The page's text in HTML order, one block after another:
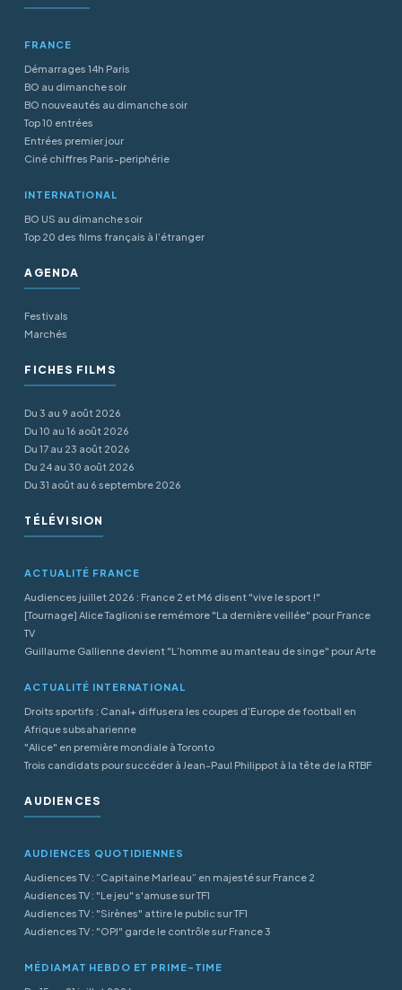
FRANCE
Démarrages 14h Paris
BO au dimanche soir
BO nouveautés au dimanche soir
Top 10 entrées
Entrées premier jour
Ciné chiffres Paris-periphérie
INTERNATIONAL
BO US au dimanche soir
Top 20 des films français à l’étranger
AGENDA
Festivals
Marchés
FICHES FILMS
Du 3 au 9 août 2026
Du 10 au 16 août 2026
Du 17 au 23 août 2026
Du 24 au 30 août 2026
Du 31 août au 6 septembre 2026
TÉLÉVISION
ACTUALITÉ FRANCE
Audiences juillet 2026 : France 2 et M6 disent "vive le sport !"
[Tournage] Alice Taglioni se remémore "La dernière veillée" pour France
TV
Guillaume Gallienne devient "L’homme au manteau de singe" pour Arte
ACTUALITÉ INTERNATIONAL
Droits sportifs : Canal+ diffusera les coupes d’Europe de football en
Afrique subsaharienne
"Alice" en première mondiale à Toronto
Trois candidats pour succéder à Jean-Paul Philippot à la tête de la RTBF
AUDIENCES
AUDIENCES QUOTIDIENNES
Audiences TV : “Capitaine Marleau” en majesté sur France 2
Audiences TV : "Le jeu" s'amuse sur TF1
Audiences TV : "Sirènes" attire le public sur TF1
Audiences TV : "OPJ" garde le contrôle sur France 3
MÉDIAMAT HEBDO ET PRIME-TIME